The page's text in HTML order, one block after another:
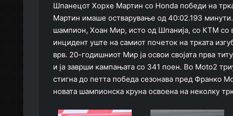
Шпанецот Хорхе Мартин со Honda победи на
Мартин имаше остварување од 40:02.193
шампион, Хоан Мир, исто од Шпанија, со КТМ со
инцидент уште на самиот почеток на трката
врв. 20-годишниот Мир ја освои својата прва
и ја заврши кампањата со 341 поен. Во Moto2
стигна до петта победа сезонава пред Франко
новата шампионска круна освоена на неколку